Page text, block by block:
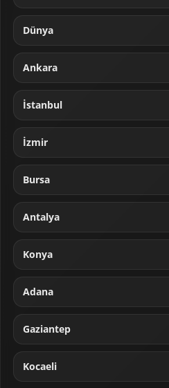
Dünya
Ankara
İstanbul
İzmir
Bursa
Antalya
Konya
Adana
Gaziantep
Kocaeli